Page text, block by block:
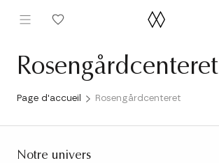
Rosengårdcenteret
Page d'accueil Rosengårdcenteret
Notre univers